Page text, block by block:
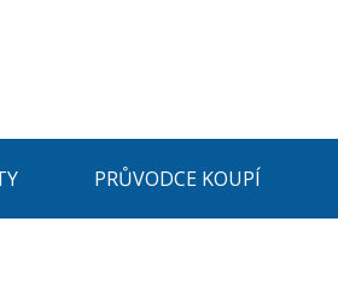
PRŮVODCE KOUPÍ